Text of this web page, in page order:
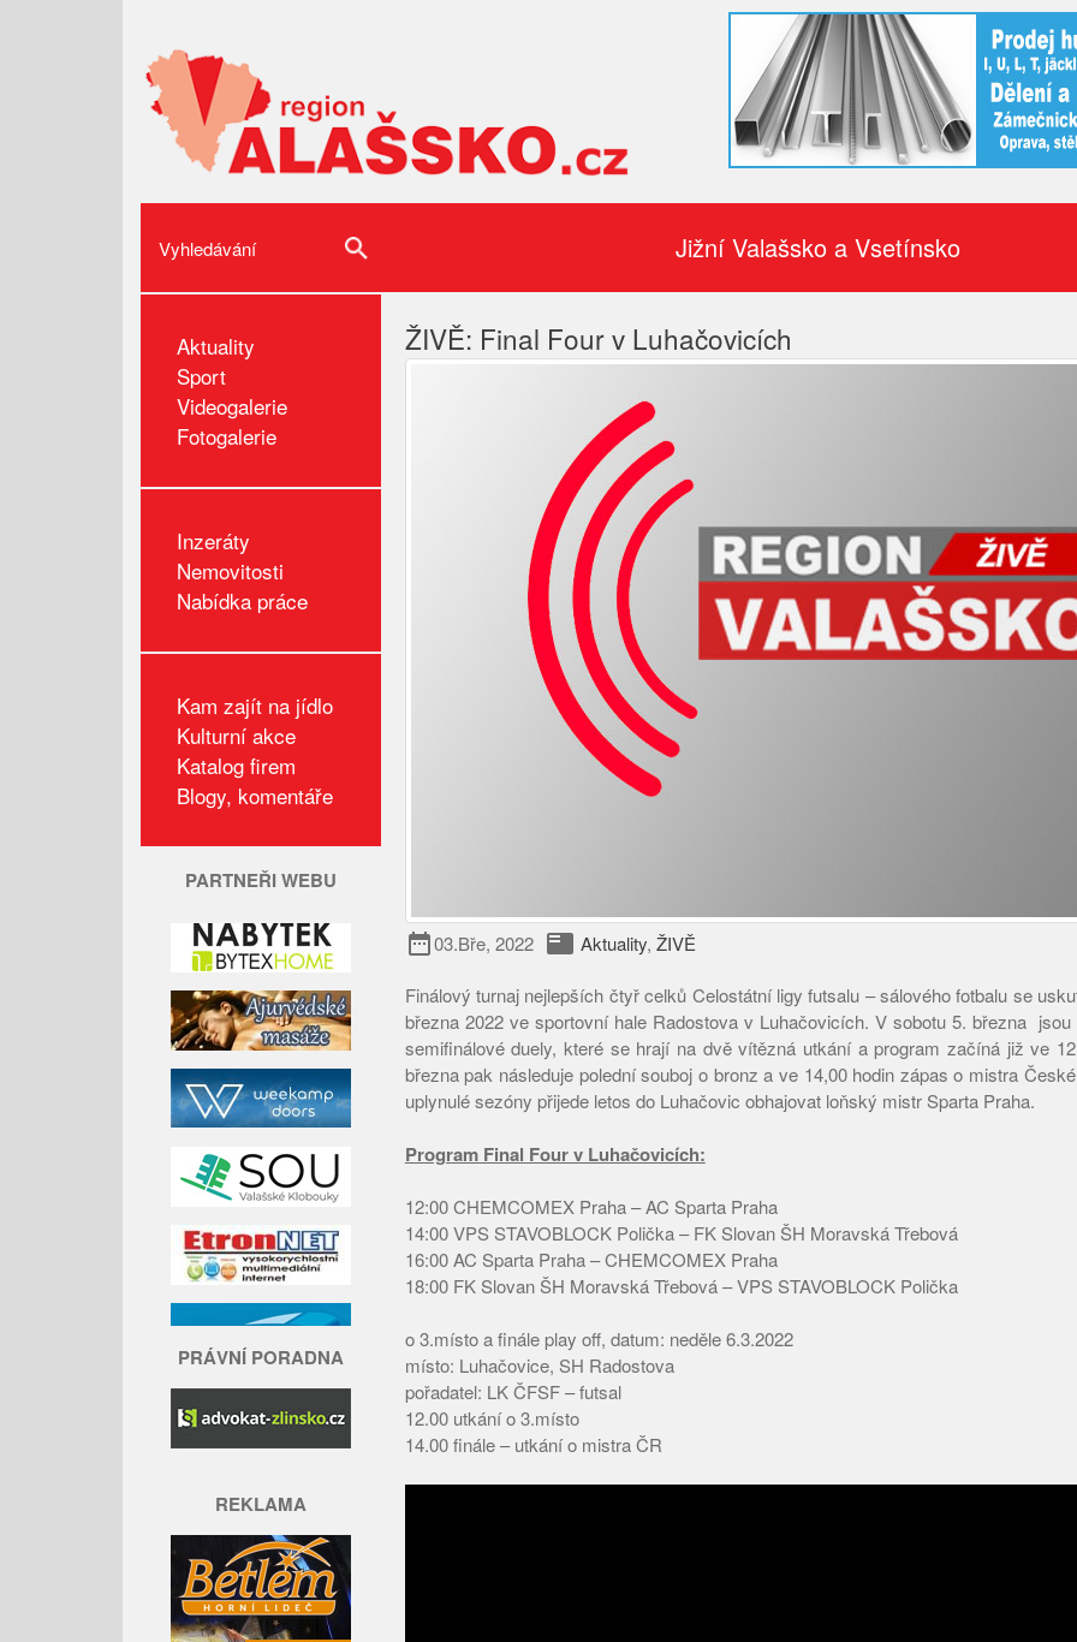
Jižní Valašsko a Vsetínsko
Aktuality
Sport
Videogalerie
Fotogalerie
Inzeráty
Nemovitosti
Nabídka práce
Kam zajít na jídlo
Kulturní akce
Katalog firem
Blogy, komentáře
PARTNEŘI WEBU
PRÁVNÍ PORADNA
REKLAMA
ŽIVĚ: Final Four v Luhačovicích
date_range03.Bře, 2022 featured_play_list Aktuality, ŽIVĚ
Finálový turnaj nejlepších čtyř celků Celostátní ligy futsalu – sálového fotbalu se
března 2022 ve sportovní hale Radostova v Luhačovicích. V sobotu 5. března jsou
semifinálové duely, které se hrají na dvě vítězná utkání a program začíná již ve
března pak následuje polední souboj o bronz a ve 14,00 hodin zápas o mistra
uplynulé sezóny přijede letos do Luhačovic obhajovat loňský mistr Sparta Praha.
Program Final Four v Luhačovicích:
12:00 CHEMCOMEX Praha – AC Sparta Praha
14:00 VPS STAVOBLOCK Polička – FK Slovan ŠH Moravská Třebová
16:00 AC Sparta Praha – CHEMCOMEX Praha
18:00 FK Slovan ŠH Moravská Třebová – VPS STAVOBLOCK Polička
o 3.místo a finále play off, datum: neděle 6.3.2022
místo: Luhačovice, SH Radostova
pořadatel: LK ČFSF – futsal
12.00 utkání o 3.místo
14.00 finále – utkání o mistra ČR